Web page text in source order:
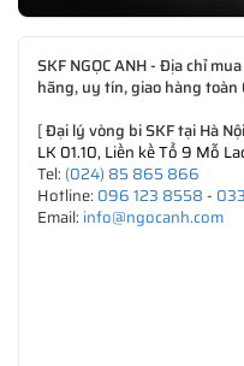
SKF NGỌC ANH - Địa chỉ
hãng, uy tín, giao hàng toàn
[Đại lý vòng bi SKF tại Hà Nội
LK 01.10, Liền kề Tổ 9 Mỗ
Tel: (024) 85 865 866
Hotline: 096 123 8558-
Email: info@ngocanh.com